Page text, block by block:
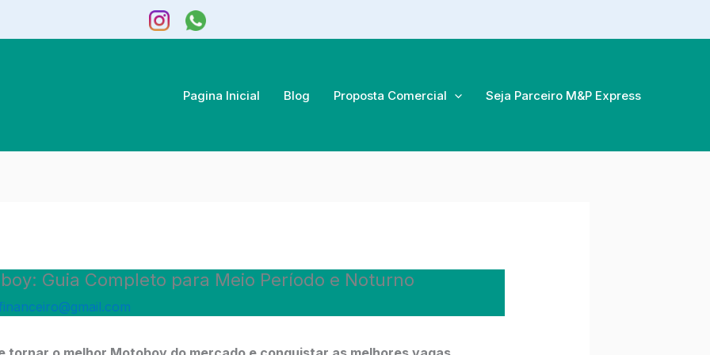
Pagina Inicial Blog Proposta Comercial Seja Parceiro M&P Express
Guia Completo para Meio Período e Noturno